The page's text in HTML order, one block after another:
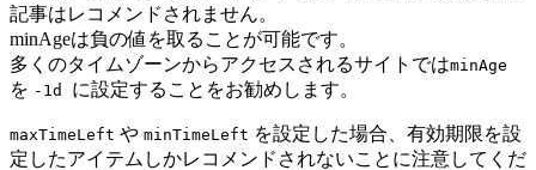
記事はレコメンドされません。
minAgeは負の値を取ることが可能です。
多くのタイムゾーンからアクセスされるサイトではminAge
を -1d に設定することをお勧めします。
maxTimeLeft や minTimeLeft を設定した場合、有効期限を設
定したアイテムしかレコメンドされないことに注意してくだ